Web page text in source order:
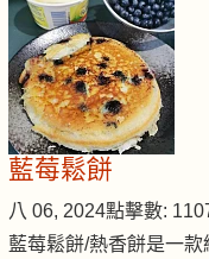
藍莓鬆餅
八 06, 2024點擊數:
藍莓鬆餅/熱香餅是一